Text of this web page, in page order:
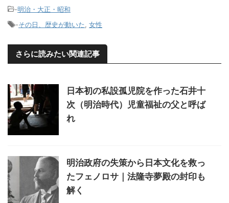
-明治・大正・昭和
-その日、歴史が動いた 女性
さらに読みたい関連記事
日本初の私設孤児院を作った石井十
次（明治時代）児童福祉の父と呼ば
れ
明治政府の失策から日本文化を救っ
たフェノロサ｜法隆寺夢殿の封印も
解く